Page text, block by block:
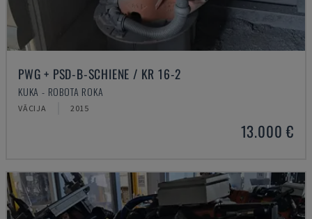
PWG + PSD-B-SCHIENE / KR 16-2
KUKA - ROBOTA ROKA
VĀCIJA 2015
13.000 €